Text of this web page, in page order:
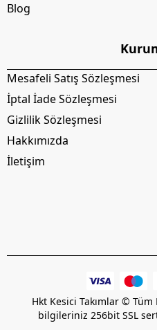
Blog
Mesafeli Satış Sözleşmesi
İptal İade Sözleşmesi
Gizlilik Sözleşmesi
Hakkımızda
İletişim
Hkt Kesici Takımlar © Tüm
bilgileriniz 256bit SSL